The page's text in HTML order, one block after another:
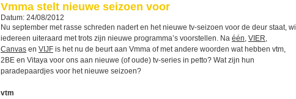
Vmma stelt nieuwe seizoen voor
Datum: 24/08/2012
Nu september met rasse schreden nadert en het nieuwe tv-seizoen voor de deur staat, wil
iedereen uiteraard met trots zijn nieuwe programma’s voorstellen. Na één, VIER,
Canvas en VIJF is het nu de beurt aan Vmma of met andere woorden wat hebben vtm,
2BE en Vitaya voor ons aan nieuwe (of oude) tv-series in petto? Wat zijn hun
paradepaardjes voor het nieuwe seizoen?
vtm